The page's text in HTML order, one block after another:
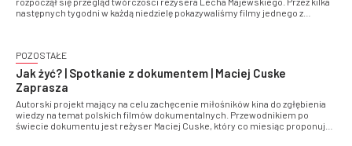
następnych tygodni w każdą niedzielę pokazywaliśmy filmy jednego z
POZOSTAŁE
Jak żyć? | Spotkanie z dokumentem | Maciej Cuske
Zaprasza
Autorski projekt mający na celu zachęcenie miłośników kina do zgłębienia
wiedzy na temat polskich filmów dokumentalnych. Przewodnikiem po
świecie dokumentu jest reżyser Maciej Cuske, który co miesiąc proponuje